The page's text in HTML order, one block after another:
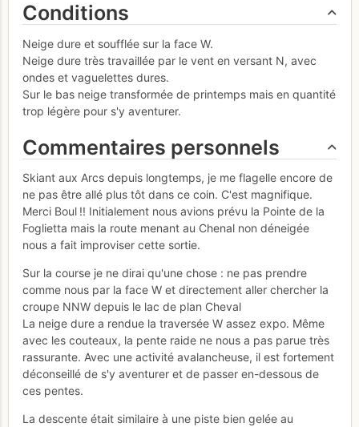
Conditions
Neige dure et soufflée sur la face W.
Neige dure très travaillée par le vent en versant N, avec
ondes et vaguelettes dures.
Sur le bas neige transformée de printemps mais en quantité
trop légère pour s'y aventurer.
Commentaires personnels
Skiant aux Arcs depuis longtemps, je me flagelle encore de
ne pas être allé plus tôt dans ce coin. C'est magnifique.
Merci Boul !! Initialement nous avions prévu la Pointe de la
Foglietta mais la route menant au Chenal non déneigée
nous a fait improviser cette sortie.
Sur la course je ne dirai qu'une chose : ne pas prendre
comme nous par la face W et directement aller chercher la
croupe NNW depuis le lac de plan Cheval
La neige dure a rendue la traversée W assez expo. Même
avec les couteaux, la pente raide ne nous a pas parue très
rassurante. Avec une activité avalancheuse, il est fortement
déconseillé de s'y aventurer et de passer en-dessous de
ces pentes.
La descente était similaire à une piste bien gelée au